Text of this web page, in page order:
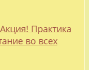
Практика
во всех